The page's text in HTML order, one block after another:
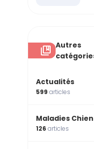
Autres
Actualités
599articles
Maladies Chien
126articles